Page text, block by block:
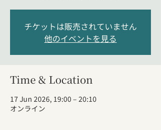
チケットは販売されていません
他のイベントを見る
Time & Location
17 Jun 2026, 19:00 – 20:10
オンライン